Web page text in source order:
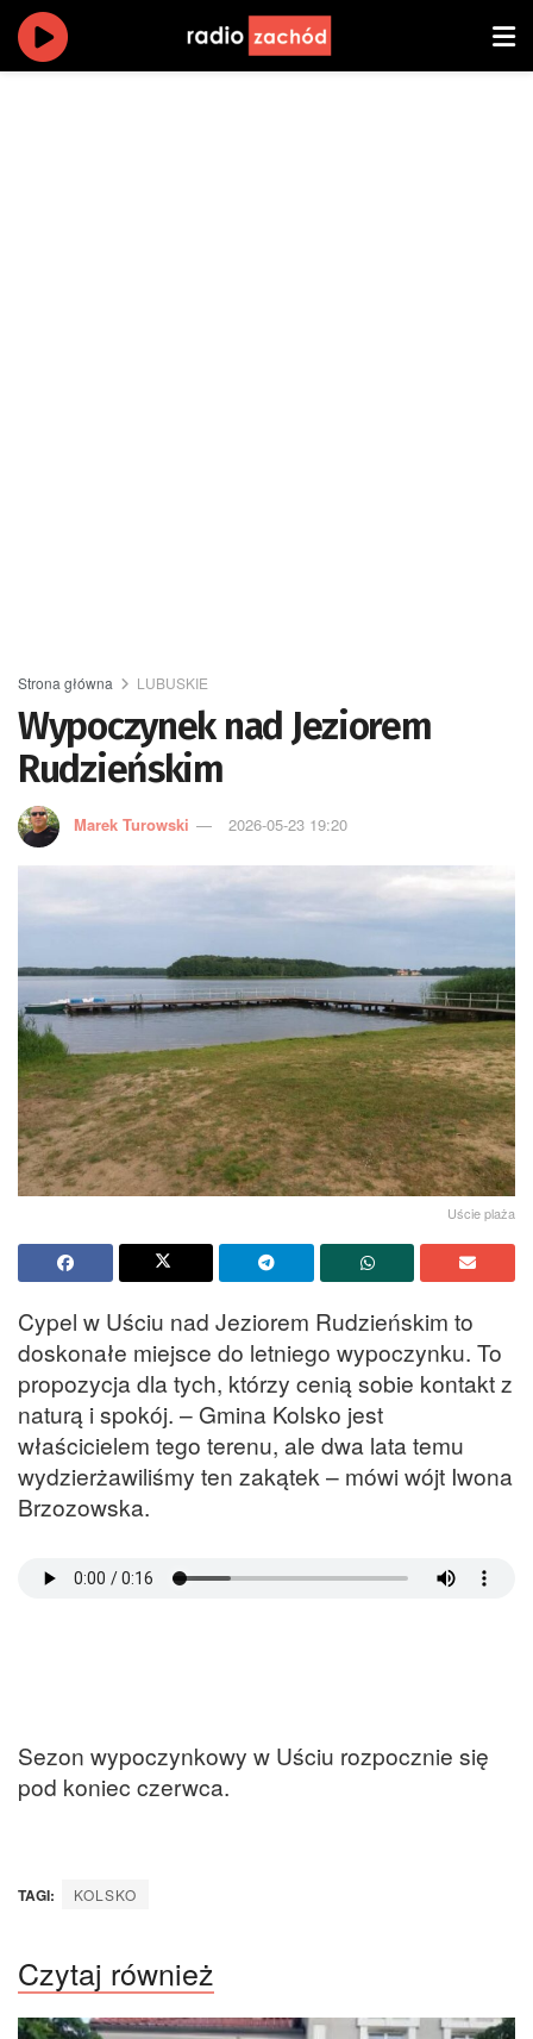
Strona główna LUBUSKIE
Wypoczynek nad Jeziorem
Rudzieńskim
Marek Turowski 2026-05-23 19:20
Uście plaża
Cypel w Uściu nad Jeziorem Rudzieńskim to
doskonałe miejsce do letniego wypoczynku. To
propozycja dla tych, którzy cenią sobie kontakt z
naturą i spokój. – Gmina Kolsko jest
właścicielem tego terenu, ale dwa lata temu
wydzierżawiliśmy ten zakątek – mówi wójt Iwona
Brzozowska.
Sezon wypoczynkowy w Uściu rozpocznie się
pod koniec czerwca.
TAGI: KOLSKO
Czytaj również